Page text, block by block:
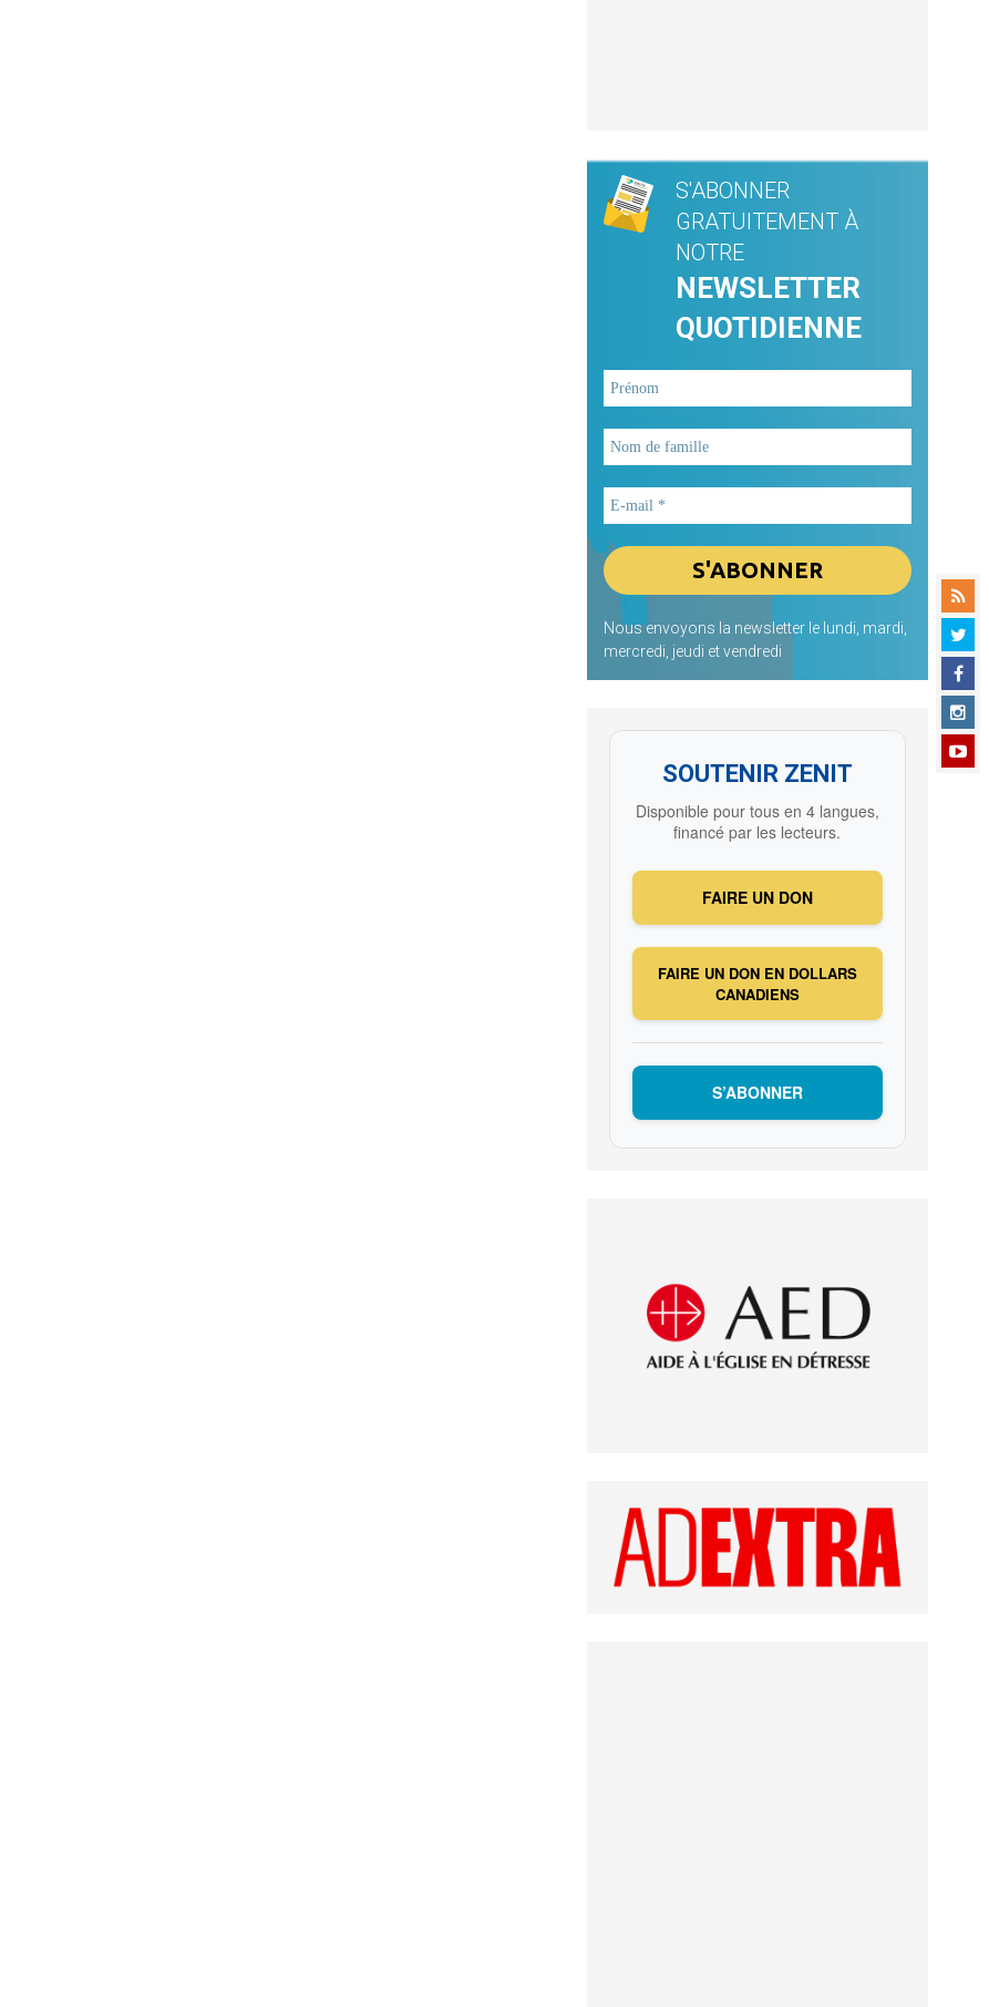
S'ABONNER
GRATUITEMENT À
NOTRE
NEWSLETTER
QUOTIDIENNE
Nous envoyons la newsletter le lundi, mardi,
mercredi, jeudi et vendredi
SOUTENIR ZENIT
Disponible pour tous en 4 langues,
financé par les lecteurs.
FAIRE UN DON
FAIRE UN DON EN DOLLARS
CANADIENS
S’ABONNER